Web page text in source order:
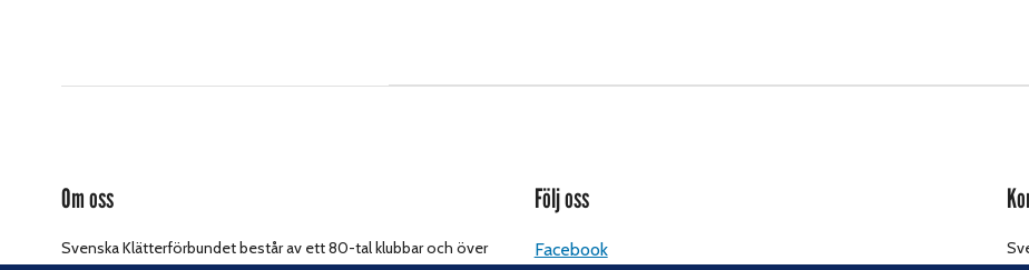
Om oss
Svenska Klätterförbundet består av ett 80-tal klubbar och över
Följ oss
Facebook